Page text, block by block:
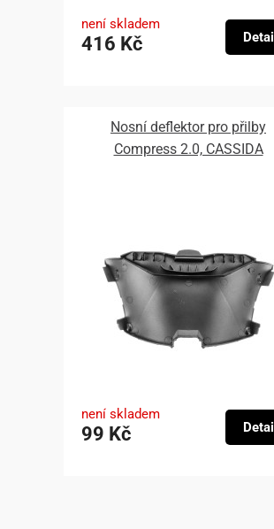
není skladem
416 Kč Detail
Nosní deflektor pro přilby
Compress 2.0, CASSIDA
není skladem
99 Kč Detail